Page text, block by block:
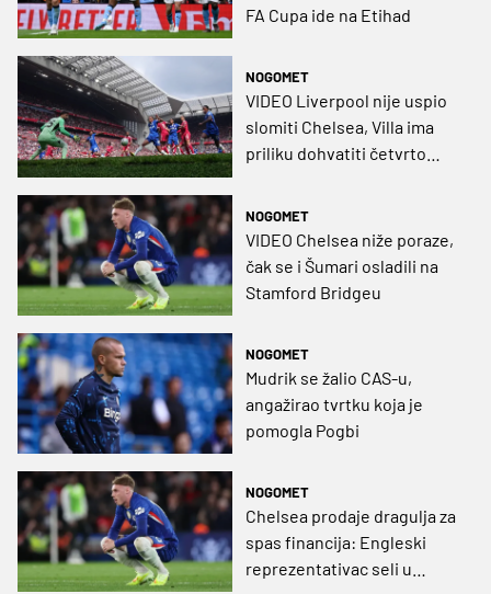
FA Cupa ide na Etihad
NOGOMET
VIDEO Liverpool nije uspio
slomiti Chelsea, Villa ima
priliku dohvatiti četvrto
NOGOMET
VIDEO Chelsea niže poraze,
čak se i Šumari osladili na
Stamford Bridgeu
NOGOMET
Mudrik se žalio CAS-u,
angažirao tvrtku koja je
pomogla Pogbi
NOGOMET
Chelsea prodaje dragulja za
spas financija: Engleski
reprezentativac seli u